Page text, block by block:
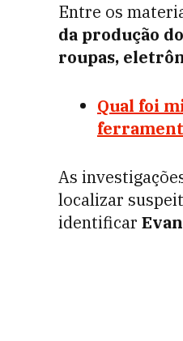
Entre os
da produção
roupas,
Qual foi
As
localizar
identificar